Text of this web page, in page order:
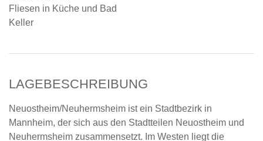
Fliesen in Küche und Bad
Keller
LAGEBESCHREIBUNG
Neuostheim/Neuhermsheim ist ein Stadtbezirk in
Mannheim, der sich aus den Stadtteilen Neuostheim und
Neuhermsheim zusammensetzt. Im Westen liegt die